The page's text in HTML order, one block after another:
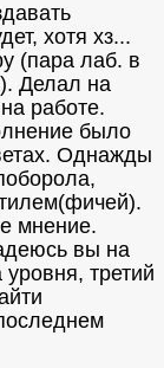
хотя хз...
(пара лаб. в
Делал на
работе.
было
Однажды
мнение.
вы на
третий